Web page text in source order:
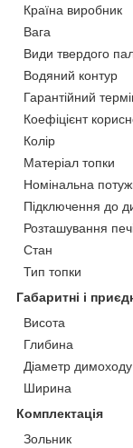
Країна виробник
Вага
Види твердого
Водяний контур
Гарантійний
Коефіцієнт
Колір
Матеріал топки
Номінальна
Підключення до
Розташування
Стан
Тип топки
Габаритні і
Висота
Глибина
Діаметр димоходу
Ширина
Комплектація
Зольник